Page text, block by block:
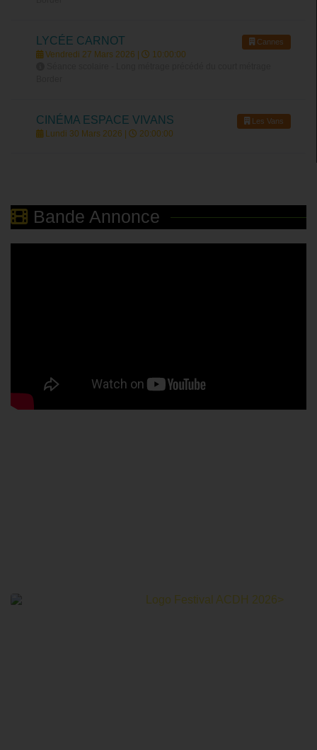
LYCÉE CARNOT Cannes
Vendredi 27 Mars 2026 |
10:00:00
CINÉMA ESPACE VIVANS Les Vans
Lundi 30 Mars 2026 | 20:00:00
Bande Annonce